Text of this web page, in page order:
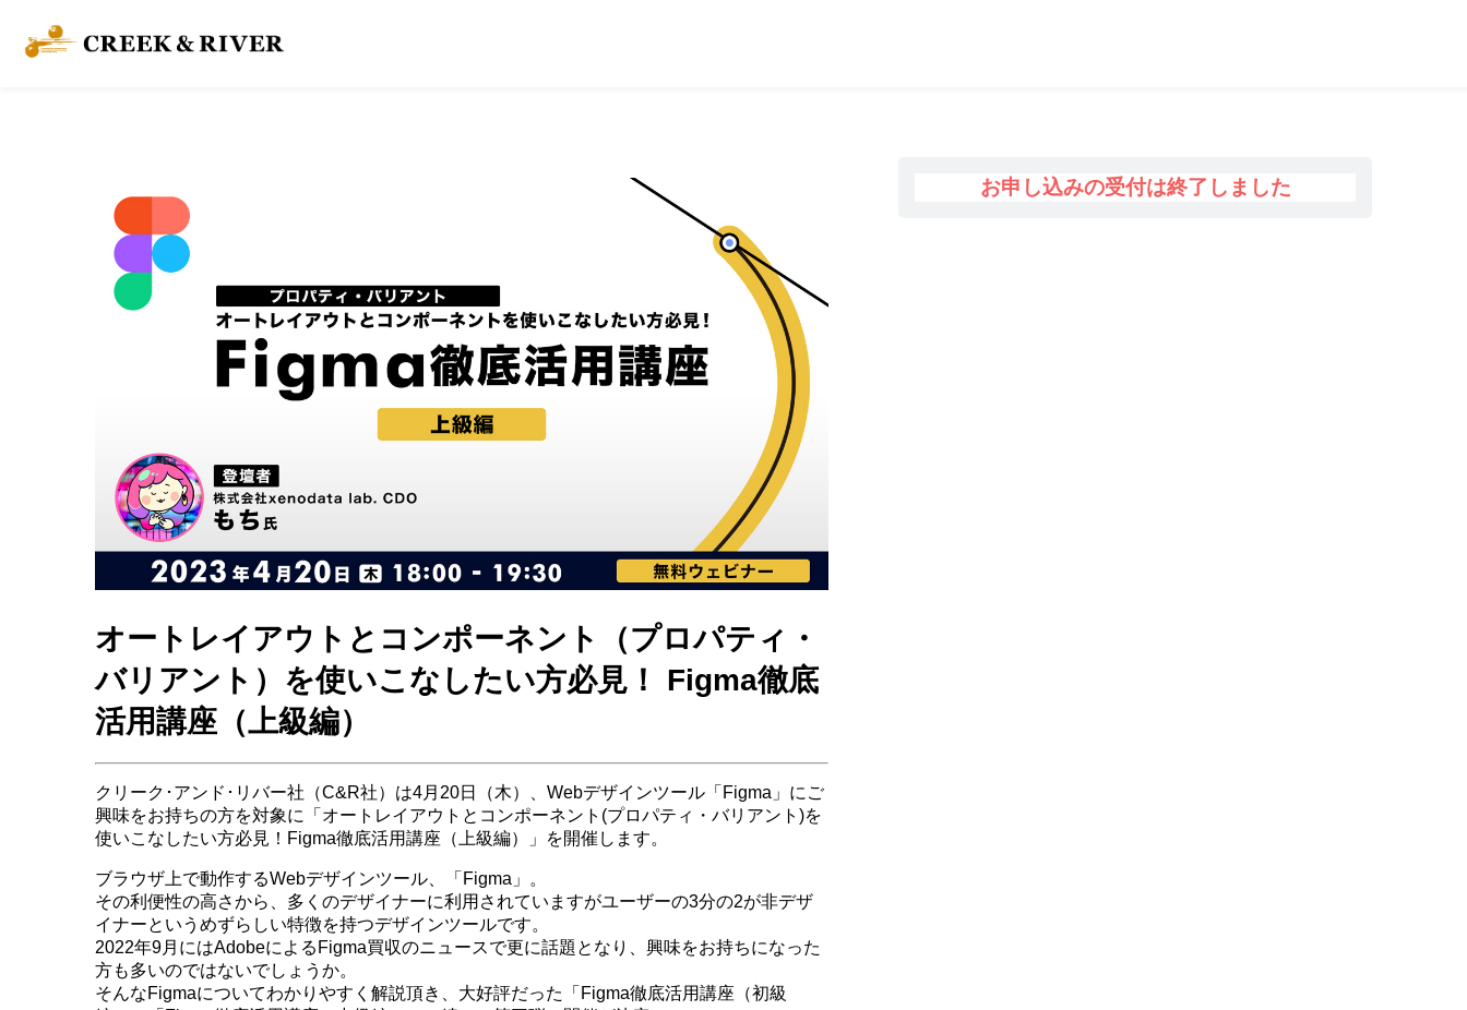
オートレイアウトとコンポーネント（プロパティ・
バリアント）を使いこなしたい方必見！ Figma徹底
活用講座（上級編）
クリーク･アンド･リバー社（C&R社）は4月20日（木）、Webデザインツール「Figma」にご
興味をお持ちの方を対象に「オートレイアウトとコンポーネント(プロパティ・バリアント)を
使いこなしたい方必見！Figma徹底活用講座（上級編）」を開催します。
ブラウザ上で動作するWebデザインツール、「Figma」。
その利便性の高さから、多くのデザイナーに利用されていますがユーザーの3分の2が非デザ
イナーというめずらしい特徴を持つデザインツールです。
2022年9月にはAdobeによるFigma買収のニュースで更に話題となり、興味をお持ちになった
方も多いのではないでしょうか。
そんなFigmaについてわかりやすく解説頂き、大好評だった「Figma徹底活用講座（初級
お申し込みの受付は終了しました